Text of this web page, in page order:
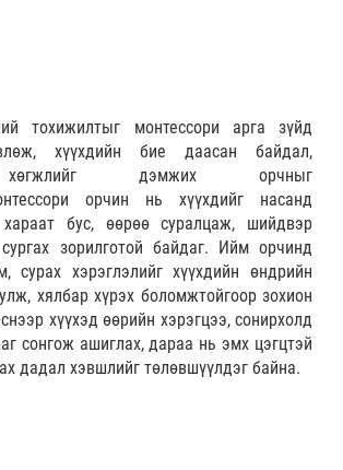
тохижилтыг монтессори арга зүйд
хүүхдийн бие даасан байдал,
хөгжлийг дэмжих орчныг
орчин нь хүүхдийг насанд
хараат бус, өөрөө суралцаж, шийдвэр
зорилготой байдаг. Ийм орчинд
сурах хэрэглэлийг хүүхдийн өндрийн
хялбар хүрэх боломжтойгоор зохион
хүүхэд өөрийн хэрэгцээ, сонирхолд
сонгож ашиглах, дараа нь эмх цэгцтэй
дадал хэвшлийг төлөвшүүлдэг байна.